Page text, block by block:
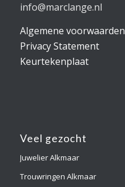
info@marclange.nl
Algemene voorwaarden
Privacy Statement
Keurtekenplaat
Veel gezocht
Juwelier Alkmaar
Trouwringen Alkmaar